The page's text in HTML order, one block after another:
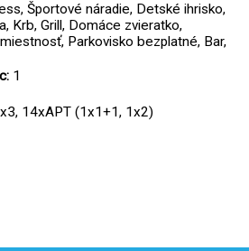
Športové náradie, Detské ihrisko,
Krb, Grill, Domáce zvieratko,
Parkovisko bezplatné, Bar,
1
14xAPT (1x1+1, 1x2)